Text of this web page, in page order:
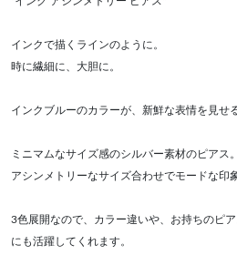
インクで描くラインのように。
時に繊細に、大胆に。
インクブルーのカラーが、新鮮な表情を見せ
ミニマムなサイズ感のシルバー素材のピアス。
アシンメトリーなサイズ合わせでモードな印
3色展開なので、カラー違いや、お持ちのピ
にも活躍してくれます。